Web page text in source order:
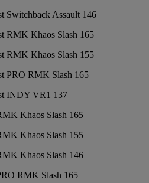
Switchback Assault 146
RMK Khaos Slash 165
RMK Khaos Slash 155
PRO RMK Slash 165
INDY VR1 137
Khaos Slash 165
Khaos Slash 155
Khaos Slash 146
RMK Slash 165